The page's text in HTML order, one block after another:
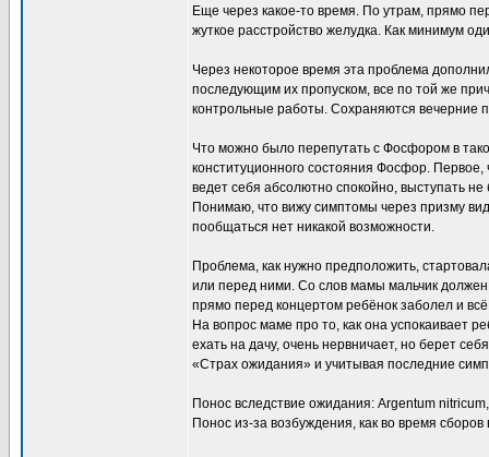
Еще через какое-то время. По утрам, прямо
жуткое расстройство желудка. Как минимум
Через некоторое время эта проблема
последующим их пропуском, все по той же
контрольные работы. Сохраняются вечерние
Что можно было перепутать с Фосфором в
конституционного состояния Фосфор. Первое,
ведет себя абсолютно спокойно, выступать
Понимаю, что вижу симптомы через призму
пообщаться нет никакой возможности.
Проблема, как нужно предположить,
или перед ними. Со слов мамы мальчик
прямо перед концертом ребёнок заболел и
На вопрос маме про то, как она успокаивает
ехать на дачу, очень нервничает, но берет
«Страх ожидания» и учитывая последние
Понос вследствие ожидания: Argentum
Понос из-за возбуждения, как во время